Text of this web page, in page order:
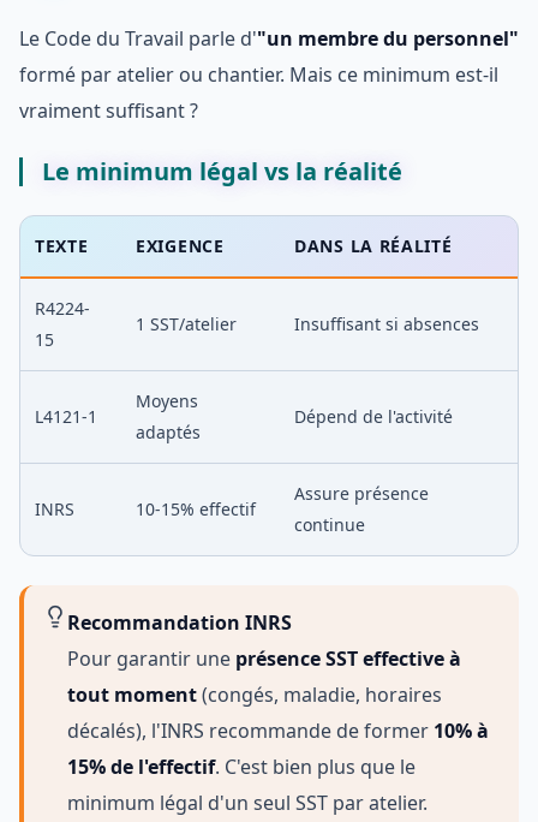
Le Code du Travail parle d'"un membre du personnel"
formé par atelier ou chantier. Mais ce minimum est-il
vraiment suffisant ?
Le minimum légal vs la réalité
TEXTE EXIGENCE DANS LA RÉALITÉ
R4224-
15
1 SST/atelier Insuffisant si absences
L4121-1
Moyens
adaptés
Dépend de l'activité
INRS 10-15% effectif
Assure présence
continue
Recommandation INRS
Pour garantir une présence SST effective à
tout moment(congés, maladie, horaires
décalés), l'INRS recommande de former 10% à
15% de l'effectif. C'est bien plus que le
minimum légal d'un seul SST par atelier.